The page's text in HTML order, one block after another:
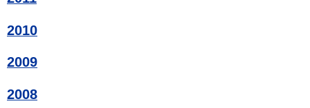
2010
2009
2008